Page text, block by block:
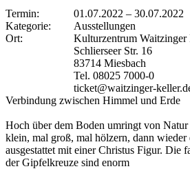
Termin: 01.07.2022 – 30.07.2022
Kategorie:
Ausstellungen
Ort:
Kulturzentrum Waitzinger
Schlierseer Str. 16
83714 Miesbach
Tel. 08025 7000-0
ticket@waitzinger-
Verbindung zwischen Himmel und Erde
Hoch über dem Boden umringt von Natur
klein, mal groß, mal hölzern, dann wieder
ausgestattet mit einer Christus Figur. Die
der Gipfelkreuze sind enorm